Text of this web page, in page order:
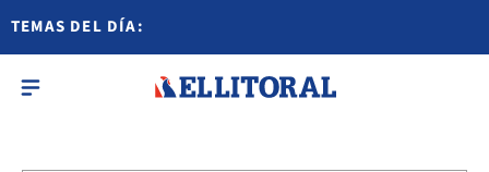
TEMAS DEL DÍA: